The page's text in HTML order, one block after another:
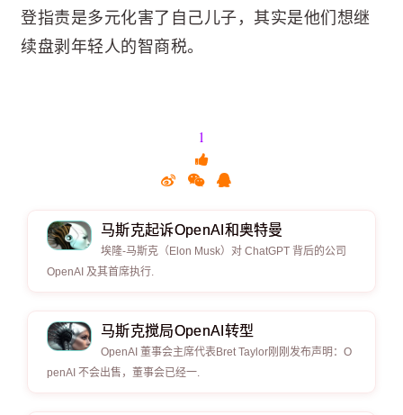
登指责是多元化害了自己儿子，其实是他们想继
续盘剥年轻人的智商税。
1
马斯克起诉OpenAI和奥特曼
埃隆-马斯克（Elon Musk）对 ChatGPT 背后的公司
OpenAI 及其首席执行.
马斯克搅局OpenAI转型
OpenAI 董事会主席代表Bret Taylor刚刚发布声明：O
penAI 不会出售，董事会已经一.